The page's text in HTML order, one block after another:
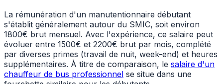
La rémunération d'un manutentionnaire débutant
s'établit généralement autour du SMIC, soit environ
1800€ brut mensuel. Avec l'expérience, ce salaire peut
évoluer entre 1500€ et 2200€ brut par mois, complété
par diverses primes (travail de nuit, week-end) et heures
supplémentaires. À titre de comparaison, le salaire d'un
chauffeur de bus professionnel se situe dans une